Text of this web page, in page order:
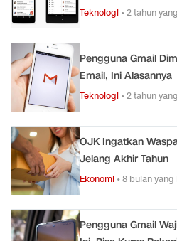
Teknologi •2 tahun
Pengguna Gmail
Email, Ini Alasannya
Teknologi •2 tahun
OJK Ingatkan
Jelang Akhir Tahun
Ekonomi •8 bulan yang
Pengguna Gmail